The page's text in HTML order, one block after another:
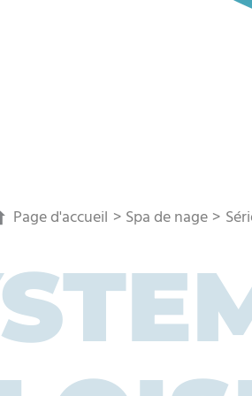
Page d'accueil Spa de nage